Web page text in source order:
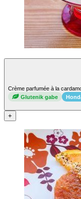
Crème parfumée à la
Glutenik gabe
+